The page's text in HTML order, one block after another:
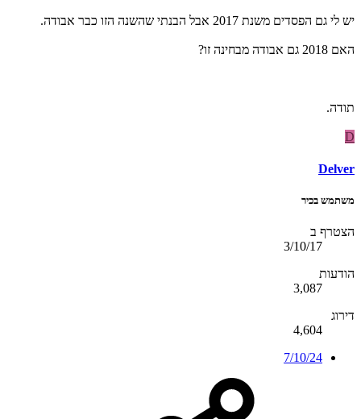
יש לי גם הפסדים משנת 2017 אבל הבנתי שהשנה הזו כבר אבודה.
האם 2018 גם אבודה מבחינה זו?
תודה.
D
Delver
משתמש בכיר
הצטרף ב
3/10/17
הודעות
3,087
דירוג
4,604
7/10/24